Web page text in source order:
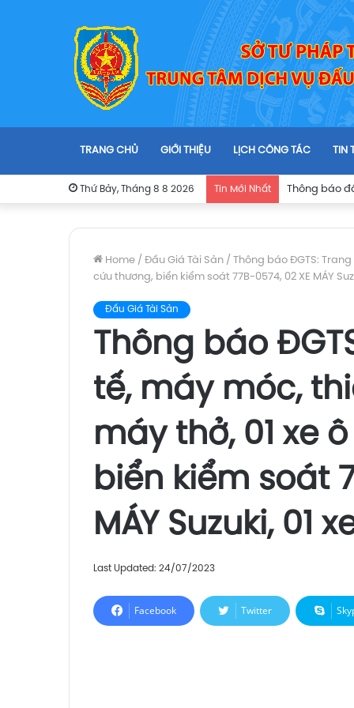
TRANG CHỦ GIỚI THIỆU LỊCH CÔNG TÁC TIN
Thứ Bảy, Tháng 8 8 2026 Tin Mới Nhất
Home / Đấu Giá Tài Sản / Thông báo ĐGTS:
cứu thương, biển kiểm soát 77B-0574, 02 XE MÁY
Đấu Giá Tài Sản
Thông báo
tế, máy móc,
máy thở, 01 xe
biển kiểm soát
MÁY Suzuki, 01
Last Updated: 24/07/2023
Facebook Twitter